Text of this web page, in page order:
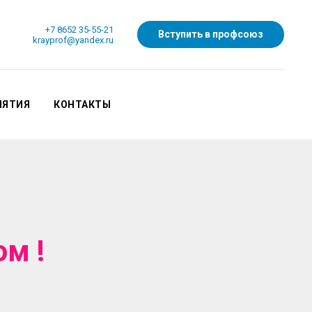
+7 8652 35-55-21
krayprof@yandex.ru
Вступить в профсоюз
КОНТАКТЫ
!